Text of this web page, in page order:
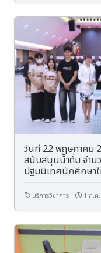
วันที่ 22 พฤษภาคม
สนับสนุนน้ำดื่ม จำน
ปฐมนิเทศนักศึกษาใ
บริการวิชาการ 1 ก.ค